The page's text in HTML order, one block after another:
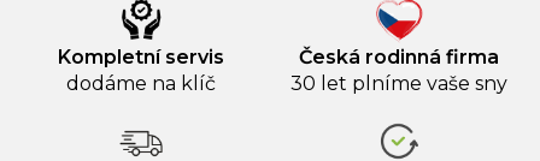
Kompletní servis
dodáme na klíč
Česká rodinná firma
30 let plníme vaše sny